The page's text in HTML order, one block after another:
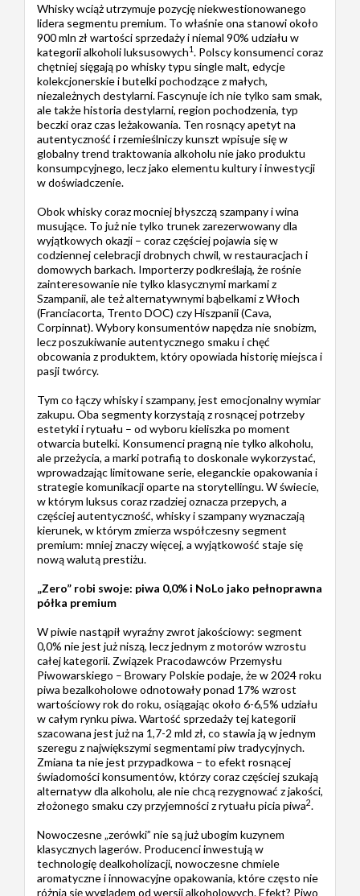
Whisky wciąż utrzymuje pozycję niekwestionowanego
lidera segmentu premium. To właśnie ona stanowi około
900 mln zł wartości sprzedaży i niemal 90% udziału w
kategorii alkoholi luksusowych1. Polscy konsumenci coraz
chętniej sięgają po whisky typu single malt, edycje
kolekcjonerskie i butelki pochodzące z małych,
niezależnych destylarni. Fascynuje ich nie tylko sam smak,
ale także historia destylarni, region pochodzenia, typ
beczki oraz czas leżakowania. Ten rosnący apetyt na
autentyczność i rzemieślniczy kunszt wpisuje się w
globalny trend traktowania alkoholu nie jako produktu
konsumpcyjnego, lecz jako elementu kultury i inwestycji
w doświadczenie.
Obok whisky coraz mocniej błyszczą szampany i wina
musujące. To już nie tylko trunek zarezerwowany dla
wyjątkowych okazji – coraz częściej pojawia się w
codziennej celebracji drobnych chwil, w restauracjach i
domowych barkach. Importerzy podkreślają, że rośnie
zainteresowanie nie tylko klasycznymi markami z
Szampanii, ale też alternatywnymi bąbelkami z Włoch
(Franciacorta, Trento DOC) czy Hiszpanii (Cava,
Corpinnat). Wybory konsumentów napędza nie snobizm,
lecz poszukiwanie autentycznego smaku i chęć
obcowania z produktem, który opowiada historię miejsca i
pasji twórcy.
Tym co łączy whisky i szampany, jest emocjonalny wymiar
zakupu. Oba segmenty korzystają z rosnącej potrzeby
estetyki i rytuału – od wyboru kieliszka po moment
otwarcia butelki. Konsumenci pragną nie tylko alkoholu,
ale przeżycia, a marki potrafią to doskonale wykorzystać,
wprowadzając limitowane serie, eleganckie opakowania i
strategie komunikacji oparte na storytellingu. W świecie,
w którym luksus coraz rzadziej oznacza przepych, a
częściej autentyczność, whisky i szampany wyznaczają
kierunek, w którym zmierza współczesny segment
premium: mniej znaczy więcej, a wyjątkowość staje się
nową walutą prestiżu.
„Zero” robi swoje: piwa 0,0% i NoLo jako pełnoprawna
półka premium
W piwie nastąpił wyraźny zwrot jakościowy: segment
0,0% nie jest już niszą, lecz jednym z motorów wzrostu
całej kategorii. Związek Pracodawców Przemysłu
Piwowarskiego – Browary Polskie podaje, że w 2024 roku
piwa bezalkoholowe odnotowały ponad 17% wzrost
wartościowy rok do roku, osiągając około 6-6,5% udziału
w całym rynku piwa. Wartość sprzedaży tej kategorii
szacowana jest już na 1,7-2 mld zł, co stawia ją w jednym
szeregu z największymi segmentami piw tradycyjnych.
Zmiana ta nie jest przypadkowa – to efekt rosnącej
świadomości konsumentów, którzy coraz częściej szukają
alternatyw dla alkoholu, ale nie chcą rezygnować z jakości,
złożonego smaku czy przyjemności z rytuału picia piwa2.
Nowoczesne „zerówki” nie są już ubogim kuzynem
klasycznych lagerów. Producenci inwestują w
technologię dealkoholizacji, nowoczesne chmiele
aromatyczne i innowacyjne opakowania, które często nie
różnią się wyglądem od wersji alkoholowych. Efekt? Piwo